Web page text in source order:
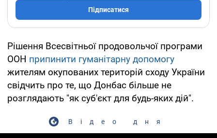
Підписатися
Рішення Всесвітньої продовольчої програми
ООН припинити гуманітарну допомогу
жителям окупованих територій сходу України
свідчить про те, що Донбас більше не
розглядають "як суб'єкт для будь-яких дій".
Відео дня